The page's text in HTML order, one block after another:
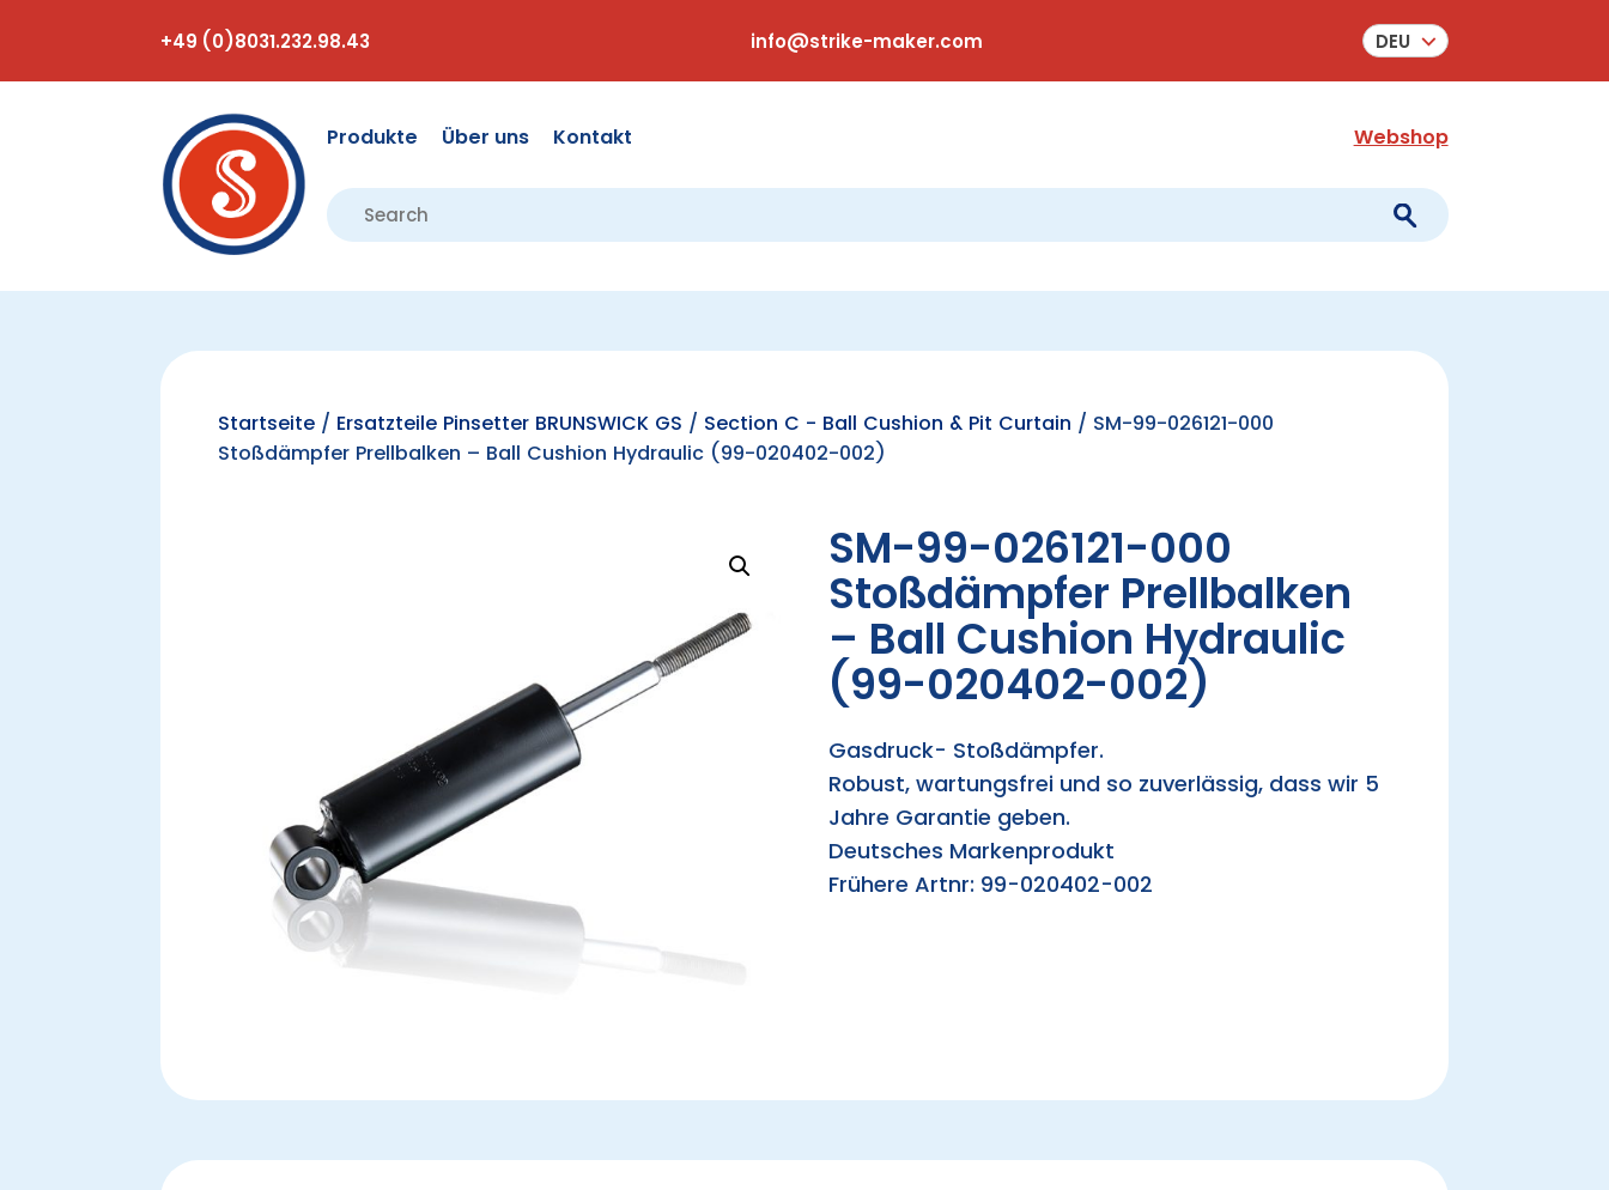
+49 (0)8031.232.98.43 info@strike-maker.com DEU
Produkte Über uns Kontakt Webshop
Startseite / Ersatzteile Pinsetter BRUNSWICK GS / Section C - Ball Cushion & Pit Curtain / SM-99-026121-000
Stoßdämpfer Prellbalken – Ball Cushion Hydraulic (99-020402-002)
SM-99-026121-000
Stoßdämpfer Prellbalken
– Ball Cushion Hydraulic
(99-020402-002)
Gasdruck- Stoßdämpfer.
Robust, wartungsfrei und so zuverlässig, dass wir 5
Jahre Garantie geben.
Deutsches Markenprodukt
Frühere Artnr: 99-020402-002